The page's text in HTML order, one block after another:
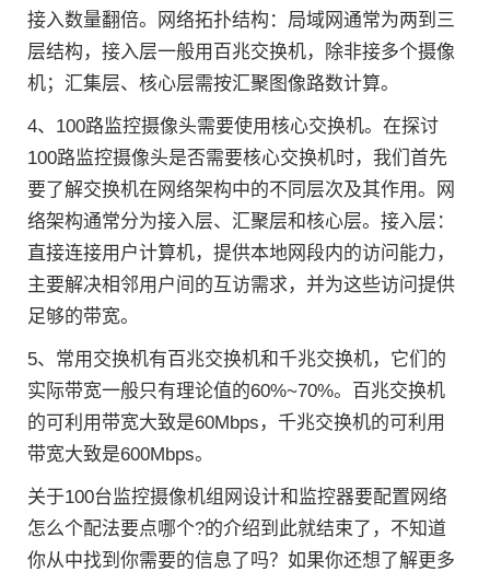
接入数量翻倍。网络拓扑结构：局域网通常为两到三
层结构，接入层一般用百兆交换机，除非接多个摄像
机；汇集层、核心层需按汇聚图像路数计算。
4、100路监控摄像头需要使用核心交换机。在探讨
100路监控摄像头是否需要核心交换机时，我们首先
要了解交换机在网络架构中的不同层次及其作用。网
络架构通常分为接入层、汇聚层和核心层。接入层：
直接连接用户计算机，提供本地网段内的访问能力，
主要解决相邻用户间的互访需求，并为这些访问提供
足够的带宽。
5、常用交换机有百兆交换机和千兆交换机，它们的
实际带宽一般只有理论值的60%~70%。百兆交换机
的可利用带宽大致是60Mbps，千兆交换机的可利用
带宽大致是600Mbps。
关于100台监控摄像机组网设计和监控器要配置网络
怎么个配法要点哪个?的介绍到此就结束了，不知道
你从中找到你需要的信息了吗？如果你还想了解更多